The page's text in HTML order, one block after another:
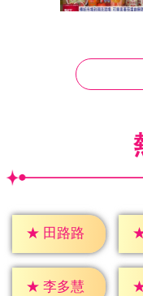
★ 田路路
★ 李多慧